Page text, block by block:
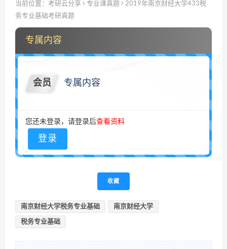
当前位置： 考研云分享 专业课真题
2019年​南京财经大学433税
务专业基础考研真题
专属内容
会员 专属内容
您还未登录，请登录后查看资料
登录
收藏
​南京财经大学税务专业基础 南京财经大学
税务专业基础